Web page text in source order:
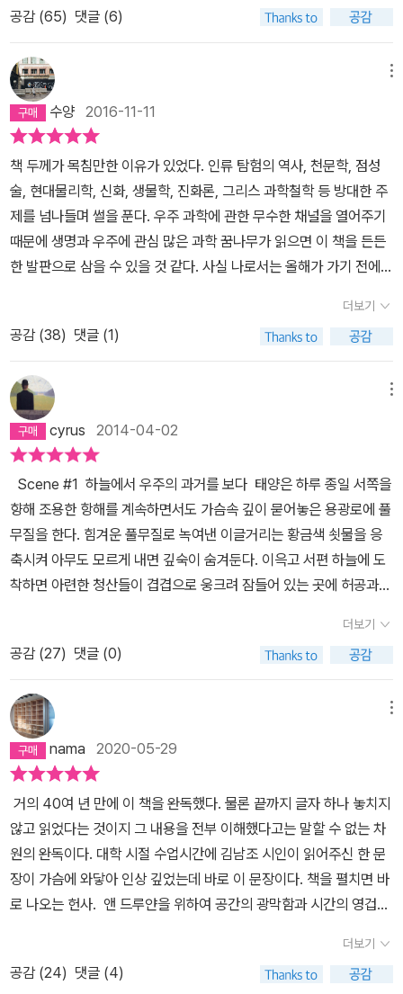
다. <코스모스>에서 세이건은 물리학, 생물학, 사학, 민속학(신화),
사회학 등 학문의 여러 분야를 자유롭게 드나들면서 이야기를 풀어간
다. 그리고, 이를 통해 독자들과 공감대를 넓히면서 흥미를 배가(倍
加)시킨다. 세이건은 <코스모스>에서 다양한 분야에 걸쳐 지구에서
출발하는 우주여행을 하는 것처럼 우리를 새로운 세계로 안내한다.<
코스모스>에서의 여행은 지구의 탄생으로부터 시작한다. 약 40억년
전 DNA 결합을 통해 어떤 방식으로 생명이 진화해왔는지 살펴보면
서 우리 지구가 얼마나 생명이 넘치는 곳인지를 살펴본다.(2장) 이어
서, 지구 밖 태양계 탐험을 시작하기 전 천문학의 역사와 주요 천문학
자의 이론에 대한 소개(3장)를 통해 세이건은 천문학에 대한 배경지
식을 독자들에게 알려준다. 4,5,6장에서 세이건의 전문분야인 태양
계 탐험과 관련한 이야기가 이어진다. 금성 탐험을 한 파이오니아호
와 <코스모스>가 씌여진 당시 목성과 토성을 탐험한 보이저 1,2호 이
보이저 이야기가 나온 후 세인건의 시선은 우주로 향한다.우주가 얼
마나 광할한지, 넓은 우주에 수많은 별들의 일생은 어떻게 이루어지
는지, 우주는 어떻게 생겼는지를 8,9,10장에서 다루며, 마지막으로
11,12,13장에서는 외계문명의 존재 가능성과 외계문명에 우리 지구
문명이 어떻게 보여질 것인가를 반추(反芻)하며 현대 문명의 문제점
을 지적하면서 책을 마무리하고 있다. 지구에서 출발해서 태양계로,
광대한 우주로 여행을 한 후, 다시 지구에서 살아가는 우리 삶으로 돌
아오는 여정을 통해 세이건은 자신이 하고 싶은 이야기를 마음껏 풀
어간다. 다양한 이야기를 한 권의 책에서 흥미롭게 풀어낼 수 있었던
리학 석사, 천문학 및 천체물리학 박사를 지낸 칼 세이건의 폭넓은 공
부는 <코스모스>를 지금까지도 꾸준히 읽히는 과학서로 자리매김할
수 있게 만들었다는 생각이 든다.독자들은 자신의 배경지식에 따라
다양한 지식을 <코스모스>에서 끌어낼 수 있다. 개인적으로 <코스모
스>에서 가장 인상적이었던 것은 세이건의 우주관(宇宙觀)이었다.
<그림> 끝없이 연결되는 영원회귀의 코스모스인형안에 다른 인형이
있는 러시아 인형같이, 우주들이 이루는 영원회귀의 계층 구조가 바
로 코스모스의 본질일지도 모른다.(p557)'충분한 질량의 물질이 있
다면 우주는 닫힌 굽은 공간이다. 3차원으로 낮춰서 생각하면 통상의
구에 비유될 수 있다. 닫힌 우주에서는 빛이 갇혀 있다. 1920년대에
관측 천문학자들이 M31 반대쪽 먼 곳에서 나선 은하 한 쌍을 봤다.
이때 사람들은 '이 두 은하가 은하수 은하와 M31을 반대 방향에서 보
통수를 자기가 보고 있다는 이야기이다. 빛이 우주에 갇혀 있으면 내
뒤통수를 떠난 빛이 우주를 한 바퀴 돌아서 나의 정면에 다시 나타날
공감 (65) 댓글 (6)
수양 2016-11-11
책 두께가 목침만한 이유가 있었다. 인류 탐험의 역사, 천문학, 점성
술, 현대물리학, 신화, 생물학, 진화론, 그리스 과학철학 등 방대한 주
제를 넘나들며 썰을 푼다. 우주 과학에 관한 무수한 채널을 열어주기
때문에 생명과 우주에 관심 많은 과학 꿈나무가 읽으면 이 책을 든든
한 발판으로 삼을 수 있을 것 같다. 사실 나로서는 올해가 가기 전에
로 펼쳐든 책이었는데 맙소사 그야말로 무시무시한 수면유도서적이
었다. <읽다보면 잠들고 깨어나면 뒤로 돌아가서 다시 읽고 읽다보면
또 잠들고>의 무한 반복. 나야말로 혼이 비정상인가. 아니면 이거슨
설마 타임 루프? 난 지금 타임루프에 갇힌 건가? 과연 고전의 위력이
란. 온 우주의 기운이 모여들어 신비현상을 체험해보게 되는 상서로
운 책이다.
더보기
공감 (38) 댓글 (1)
cyrus 2014-04-02
Scene #1 하늘에서 우주의 과거를 보다 태양은 하루 종일 서쪽을
향해 조용한 항해를 계속하면서도 가슴속 깊이 묻어놓은 용광로에 풀
무질을 한다. 힘겨운 풀무질로 녹여낸 이글거리는 황금색 쇳물을 응
축시켜 아무도 모르게 내면 깊숙이 숨겨둔다. 이윽고 서편 하늘에 도
착하면 아련한 청산들이 겹겹으로 웅크려 잠들어 있는 곳에 허공과
워 놓고는 황혼이 그 검은 장막을 내리기 전에 서둘러 서산 너머로 아
스라이 사라진다. 낮에서 밤으로 바뀌는 순간에 서쪽 하늘에 뜨는 낭
만적 노을은 지상에서 인간의 눈으로 감상할 수 있는 유일한 일종의
우주 쇼라 할 수 있을 것이다. 날이면 날마다 반복되는 이 노을 현상은
태양이라는 거대한 항성의 인력에 종속돼 지구가 궤도를 이루고 주기
적으로 자전과 공전을 계속하는 날까지 이루어 질 것이다. 천문학적
인 개념으로 볼 때 애초의 태양은 태양계와 비교적 가까운 오리온좌
에서 태어났다. 은하계 안에서는 가장 큰 우주의 가스와 먼지들이 복
잡하게 압축된 오리온성운 속에서 형제들과 떼를 지어 함께 탄생한
것이다. 오리온성운을 망원경으로 관찰하면 지금도 어둡고 침침해 보
이는 구름의 내면 깊숙이 새로 태어나고 있는 거대한 항성들,즉 태양
의 동생들이 찬란한 빛으로 눈부시게 발광하고 있다. 이렇게 태어난
아기 항성들은 오리온성운을 뛰쳐나와 스스로의 운명을 개척하는 길
을 떠난다. 이렇듯 하늘을 보는 일은 우주의 과거를 보는 셈이다. 낮에
더보기
공감 (27) 댓글 (0)
nama 2020-05-29
거의 40여 년 만에 이 책을 완독했다. 물론 끝까지 글자 하나 놓치지
않고 읽었다는 것이지 그 내용을 전부 이해했다고는 말할 수 없는 차
원의 완독이다. 대학 시절 수업시간에 김남조 시인이 읽어주신 한 문
장이 가슴에 와닿아 인상 깊었는데 바로 이 문장이다. 책을 펼치면 바
로 나오는 헌사. 앤 드루얀을 위하여 공간의 광막함과 시간의 영겁에
의 기쁨이었다. 감성에 젖어 읽어주신 이 한 문장 때문에 이 책의 존
재를 알게 되었고 손에 집어들었으나....두어 쪽 읽고는 어느 후배에게
더보기
공감 (24) 댓글 (4)